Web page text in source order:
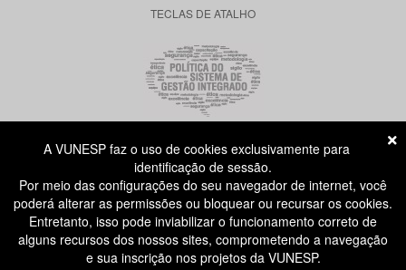
TECLAS DE ATALHO
RUA DONA GERMAINE BURCHARD, 515
ÁGUA BRANCA - SÃO PAULO SP
CEP: 05002-062
ATENDIMENTO AO CANDIDATO
A VUNESP faz o uso de cookies exclusivamente para
identificação de sessão.
Por meio das configurações do seu navegador de internet, você
poderá alterar as permissões ou bloquear ou recursar os cookies.
Entretanto, isso pode inviabilizar o funcionamento correto de
alguns recursos dos nossos sites, comprometendo a navegação
e sua inscrição nos projetos da VUNESP.